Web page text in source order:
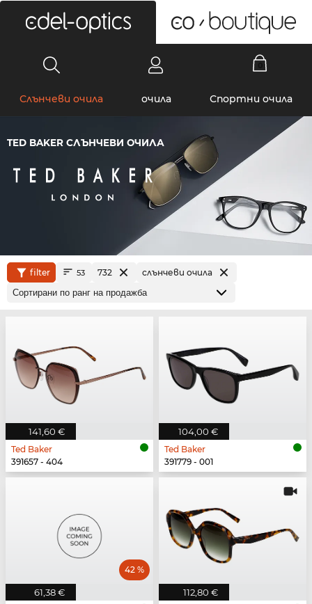
Слънчеви очила очила Спортни очила
TED BAKER СЛЪНЧЕВИ ОЧИЛА
filter 53 732 слънчеви очила
141,60 €
Ted Baker
391657 - 404
104,00 €
Ted Baker
391779 - 001
61,38 €
42 %
112,80 €